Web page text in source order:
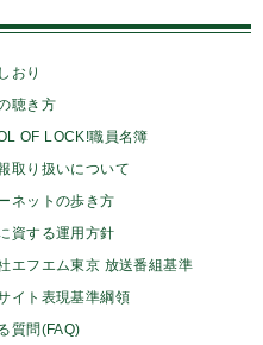
おり
聴き方
OF LOCK!職員名簿
取り扱いについて
ネットの歩き方
資する運用方針
エフエム東京 放送番組基準
イト表現基準綱領
質問(FAQ)